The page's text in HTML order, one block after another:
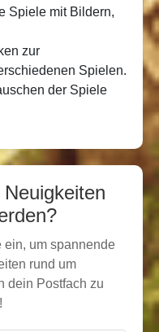
Spiele mit Bildern,
zur
Spielen.
der Spiele
ein, um spannende
rund um
dein Postfach zu